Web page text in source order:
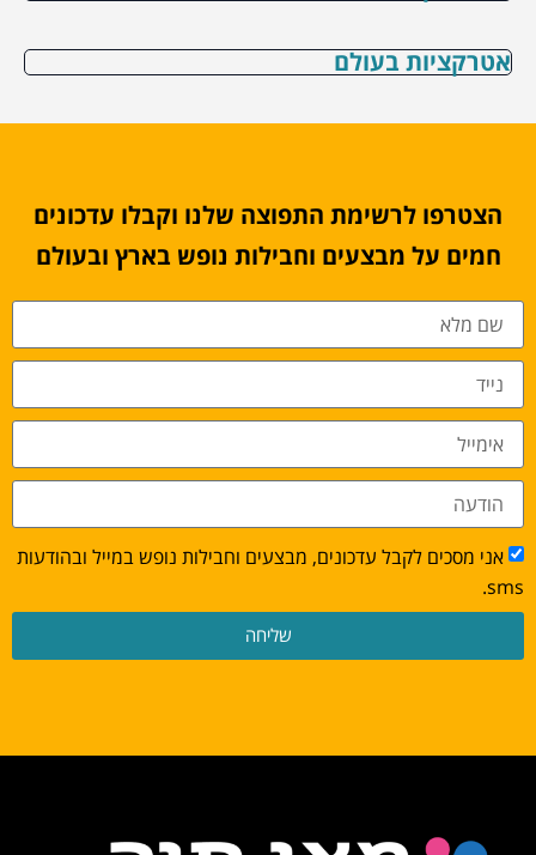
אטרקציות בעולם
הצטרפו לרשימת התפוצה שלנו וקבלו עדכונים
חמים על מבצעים וחבילות נופש בארץ ובעולם
אני מסכים לקבל עדכונים, מבצעים וחבילות נופש במייל ובהודעות
sms.
שליחה